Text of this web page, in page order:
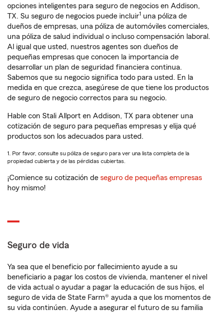
opciones inteligentes para seguro de negocios en Addison,
TX. Su seguro de negocios puede incluir1 una póliza de
dueños de empresas, una póliza de automóviles comerciales,
una póliza de salud individual o incluso compensación laboral.
Al igual que usted, nuestros agentes son dueños de
pequeñas empresas que conocen la importancia de
desarrollar un plan de seguridad financiera continua.
Sabemos que su negocio significa todo para usted. En la
medida en que crezca, asegúrese de que tiene los productos
de seguro de negocio correctos para su negocio.
Hable con Stali Allport en Addison, TX para obtener una
cotización de seguro para pequeñas empresas y elija qué
productos son los adecuados para usted.
1. Por favor, consulte su póliza de seguro para ver una lista completa de la
propiedad cubierta y de las pérdidas cubiertas.
¡Comience su cotización de seguro de pequeñas empresas
hoy mismo!
Seguro de vida
Ya sea que el beneficio por fallecimiento ayude a su
beneficiario a pagar los costos de vivienda, mantener el nivel
de vida actual o ayudar a pagar la educación de sus hijos, el
seguro de vida de State Farm® ayuda a que los momentos de
su vida continúen. Ayude a asegurar el futuro de su familia